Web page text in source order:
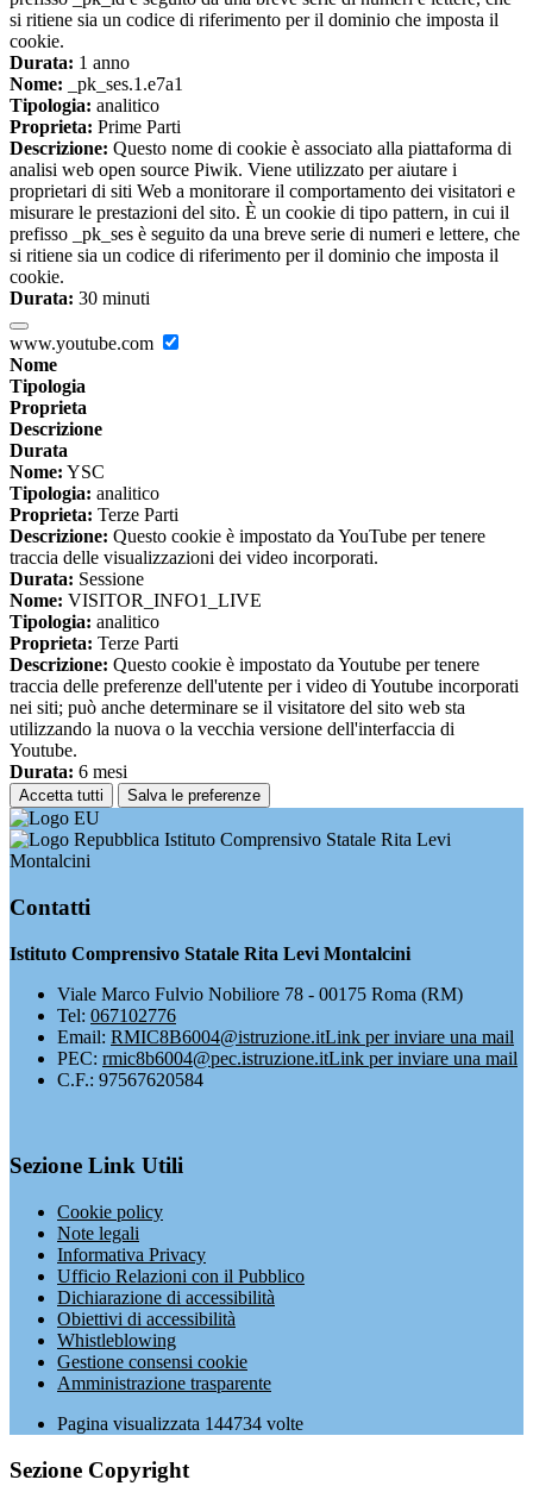
si ritiene sia un codice di riferimento per il dominio che imposta il
cookie.
Durata: 1 anno
Nome: _pk_ses.1.e7a1
Tipologia: analitico
Proprieta: Prime Parti
Descrizione: Questo nome di cookie è associato alla piattaforma di
analisi web open source Piwik. Viene utilizzato per aiutare i
proprietari di siti Web a monitorare il comportamento dei visitatori e
misurare le prestazioni del sito. È un cookie di tipo pattern, in cui il
prefisso _pk_ses è seguito da una breve serie di numeri e lettere, che
si ritiene sia un codice di riferimento per il dominio che imposta il
cookie.
Durata: 30 minuti
www.youtube.com
Nome
Tipologia
Proprieta
Descrizione
Durata
Nome: YSC
Tipologia: analitico
Proprieta: Terze Parti
Descrizione: Questo cookie è impostato da YouTube per tenere
traccia delle visualizzazioni dei video incorporati.
Durata: Sessione
Nome: VISITOR_INFO1_LIVE
Tipologia: analitico
Proprieta: Terze Parti
Descrizione: Questo cookie è impostato da Youtube per tenere
traccia delle preferenze dell'utente per i video di Youtube incorporati
nei siti; può anche determinare se il visitatore del sito web sta
utilizzando la nuova o la vecchia versione dell'interfaccia di
Youtube.
Durata: 6 mesi
Accetta tutti Salva le preferenze
Istituto Comprensivo Statale Rita Levi
Montalcini
Contatti
Istituto Comprensivo Statale Rita Levi Montalcini
Viale Marco Fulvio Nobiliore 78 - 00175 Roma (RM)
Tel: 067102776
Email: RMIC8B6004@istruzione.itLink per inviare una mail
PEC: rmic8b6004@pec.istruzione.itLink per inviare una mail
C.F.: 97567620584
Sezione Link Utili
Cookie policy
Note legali
Informativa Privacy
Ufficio Relazioni con il Pubblico
Dichiarazione di accessibilità
Obiettivi di accessibilità
Whistleblowing
Gestione consensi cookie
Amministrazione trasparente
Pagina visualizzata 144734 volte
Sezione Copyright